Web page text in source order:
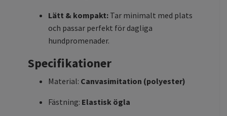
Lätt & kompakt: Tar minimalt med plats
och passar perfekt för dagliga
hundpromenader.
Specifikationer
Material: Canvasimitation (polyester)
Fästning: Elastisk ögla